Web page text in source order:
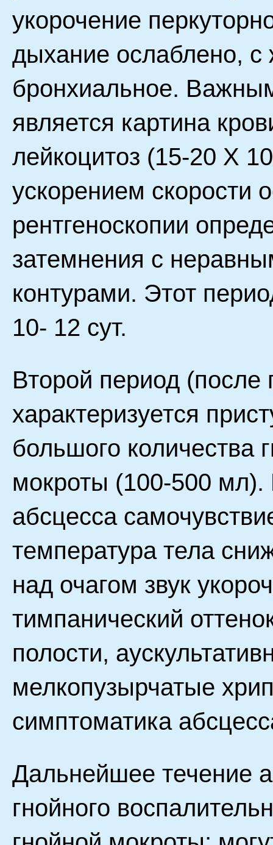
укорочение
дыхание ослаблено, с
бронхиальное.
является картина
лейкоцитоз (15-20 X
ускорением скорости
рентгеноскопии
затемнения с
контурами. Этот
10- 12 сут.
Второй период (после
характеризуется
большого количества
мокроты (100-500
абсцесса
температура тела
над очагом звук
тимпанический
полости,
мелкопузырчатые
симптоматика
Дальнейшее течение
гнойного